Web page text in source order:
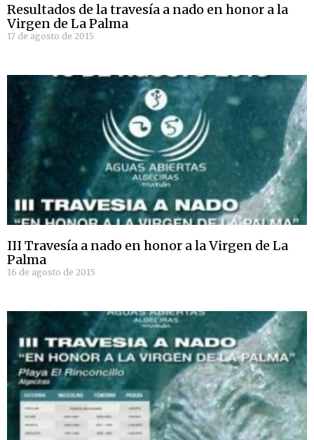
Resultados de la travesía a nado en honor a la
Virgen de La Palma
17 de agosto de 2015
III Travesía a nado en honor a la Virgen de La
Palma
16 de agosto de 2015